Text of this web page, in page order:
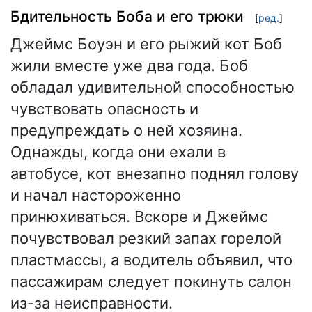
Бдительность Боба и его трюки [ред.]
Джеймс Боуэн и его рыжий кот Боб
жили вместе уже два года. Боб
обладал удивительной способностью
чувствовать опасность и
предупреждать о ней хозяина.
Однажды, когда они ехали в
автобусе, кот внезапно поднял голову
и начал настороженно
принюхиваться. Вскоре и Джеймс
почувствовал резкий запах горелой
пластмассы, а водитель объявил, что
пассажирам следует покинуть салон
из-за неисправности.